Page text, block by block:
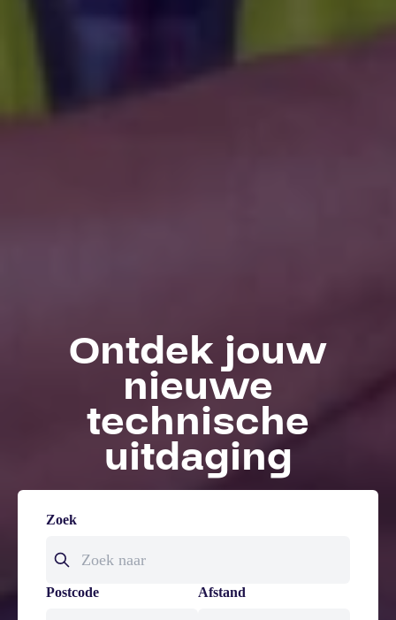
Ontdek jouw
nieuwe
technische
uitdaging
Zoek
Postcode Afstand